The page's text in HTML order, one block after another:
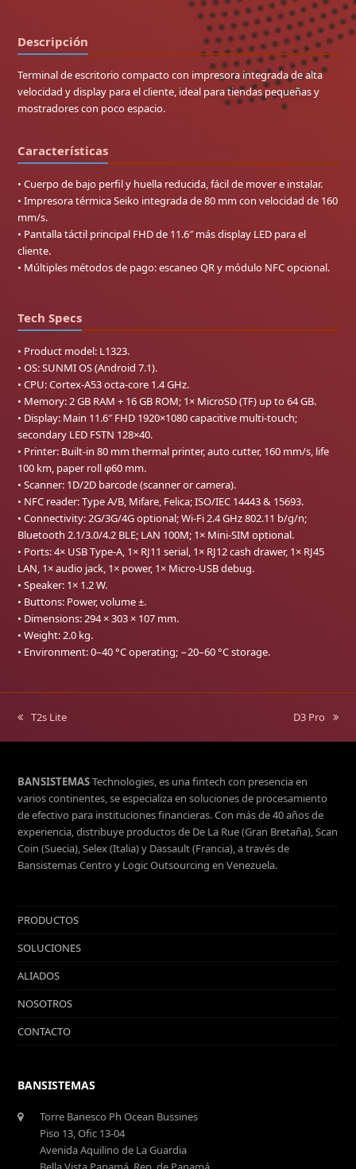
Descripción
Terminal de escritorio compacto con impresora integrada de alta
velocidad y display para el cliente, ideal para tiendas pequeñas y
mostradores con poco espacio.
Características
• Cuerpo de bajo perfil y huella reducida, fácil de mover e instalar.
• Impresora térmica Seiko integrada de 80 mm con velocidad de 160
mm/s.
• Pantalla táctil principal FHD de 11.6″ más display LED para el
cliente.
• Múltiples métodos de pago: escaneo QR y módulo NFC opcional.
Tech Specs
• Product model: L1323.
• OS: SUNMI OS (Android 7.1).
• CPU: Cortex-A53 octa-core 1.4 GHz.
• Memory: 2 GB RAM + 16 GB ROM; 1× MicroSD (TF) up to 64 GB.
• Display: Main 11.6″ FHD 1920×1080 capacitive multi-touch;
secondary LED FSTN 128×40.
• Printer: Built-in 80 mm thermal printer, auto cutter, 160 mm/s, life
100 km, paper roll φ60 mm.
• Scanner: 1D/2D barcode (scanner or camera).
• NFC reader: Type A/B, Mifare, Felica; ISO/IEC 14443 & 15693.
• Connectivity: 2G/3G/4G optional; Wi-Fi 2.4 GHz 802.11 b/g/n;
Bluetooth 2.1/3.0/4.2 BLE; LAN 100M; 1× Mini-SIM optional.
• Ports: 4× USB Type-A, 1× RJ11 serial, 1× RJ12 cash drawer, 1× RJ45
LAN, 1× audio jack, 1× power, 1× Micro-USB debug.
• Speaker: 1× 1.2 W.
• Buttons: Power, volume ±.
• Dimensions: 294 × 303 × 107 mm.
• Weight: 2.0 kg.
• Environment: 0–40 °C operating; −20–60 °C storage.
previous
post:
T2s Lite
next
post:
D3 Pro
BANSISTEMASTechnologies, es una fintech con presencia en
varios continentes, se especializa en soluciones de procesamiento
de efectivo para instituciones financieras. Con más de 40 años de
experiencia, distribuye productos de De La Rue (Gran Bretaña), Scan
Coin (Suecia), Selex (Italia) y Dassault (Francia), a través de
Bansistemas Centro y Logic Outsourcing en Venezuela.
PRODUCTOS
SOLUCIONES
ALIADOS
NOSOTROS
CONTACTO
BANSISTEMAS
Torre Banesco Ph Ocean Bussines
Piso 13, Ofic 13-04
Avenida Aquilino de La Guardia